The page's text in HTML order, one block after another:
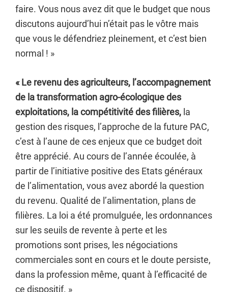
faire. Vous nous avez dit que le budget que nous
discutons aujourd’hui n’était pas le vôtre mais
que vous le défendriez pleinement, et c’est bien
normal ! »
« Le revenu des agriculteurs, l’accompagnement
de la transformation agro-écologique des
exploitations, la compétitivité des filières, la
gestion des risques, l’approche de la future PAC,
c’est à l’aune de ces enjeux que ce budget doit
être apprécié. Au cours de l’année écoulée, à
partir de l’initiative positive des Etats généraux
de l’alimentation, vous avez abordé la question
du revenu. Qualité de l’alimentation, plans de
filières. La loi a été promulguée, les ordonnances
sur les seuils de revente à perte et les
promotions sont prises, les négociations
commerciales sont en cours et le doute persiste,
dans la profession même, quant à l’efficacité de
ce dispositif. »